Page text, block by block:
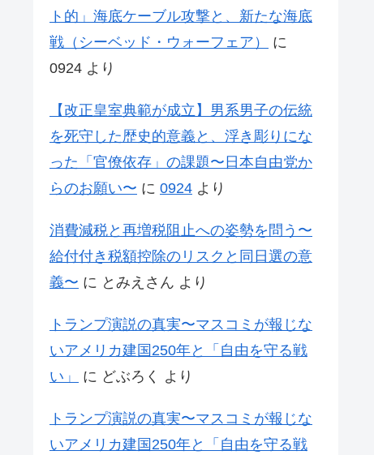
ト的」海底ケーブル攻撃と、新たな海底
戦（シーベッド・ウォーフェア）
に
0924 より
【改正皇室典範が成立】男系男子の伝統
を死守した歴史的意義と、浮き彫りにな
った「官僚依存」の課題〜日本自由党か
らのお願い〜 に 0924 より
消費減税と再増税阻止への姿勢を問う〜
給付付き税額控除のリスクと同日選の意
義〜 に とみえさん より
トランプ演説の真実〜マスコミが報じな
いアメリカ建国250年と「自由を守る戦
い」
に どぶろく より
トランプ演説の真実〜マスコミが報じな
いアメリカ建国250年と「自由を守る戦